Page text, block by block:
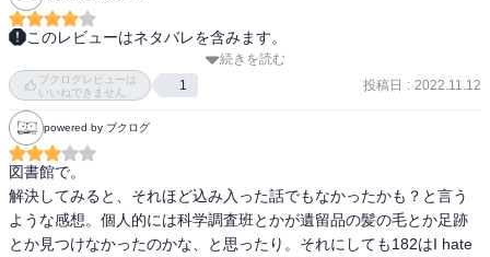
このレビューはネタバレを含みます。
前半は緩やかなスタートで、徐々に事件に結びつく過去の出来事や
人々の思惑が絡んでくる。典型的なミステリーではある。
最後の手紙はうるっとくるものがありますね。
しかし、警部といいイライラを募らせる登場人物が多い。
続きを読む
ブクログレビューは
いいねできません
1 投稿日 : 2022.11.12
powered by ブクログ
図書館で。
解決してみると、それほど込み入った話でもなかったかも？と言う
ような感想。個人的には科学調査班とかが遺留品の髪の毛とか足跡
とか見つけなかったのかな、と思ったり。それにしても182はI hate